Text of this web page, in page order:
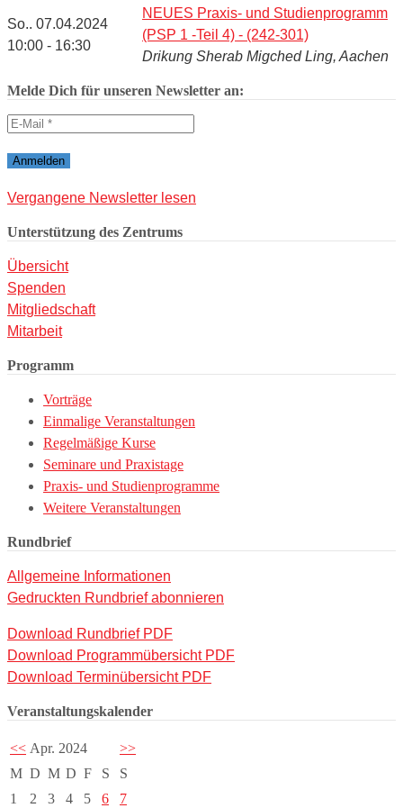
So.. 07.04.2024
10:00 - 16:30
NEUES Praxis- und Studienprogramm
(PSP 1 -Teil 4) - (242-301)
Drikung Sherab Migched Ling, Aachen
Melde Dich für unseren Newsletter an:
Vergangene Newsletter lesen
Unterstützung des Zentrums
Übersicht
Spenden
Mitgliedschaft
Mitarbeit
Programm
Vorträge
Einmalige Veranstaltungen
Regelmäßige Kurse
Seminare und Praxistage
Praxis- und Studienprogramme
Weitere Veranstaltungen
Rundbrief
Allgemeine Informationen
Gedruckten Rundbrief abonnieren
Download Rundbrief PDF
Download Programmübersicht PDF
Download Terminübersicht PDF
Veranstaltungskalender
<< Apr. 2024
>>
M D M D F S
S
1
2 3 4 5 6 7